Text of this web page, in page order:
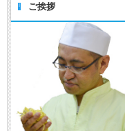
ご挨拶